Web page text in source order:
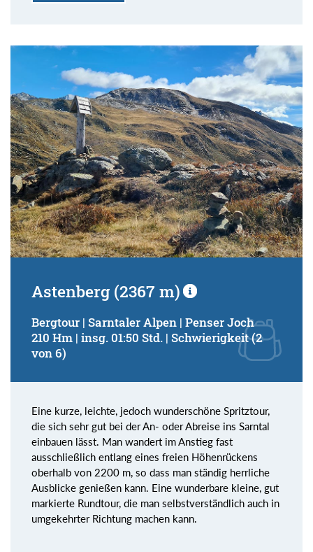
Astenberg (2367 m)
Bergtour | Sarntaler Alpen | Penser Joch
210 Hm | insg. 01:50 Std. | Schwierigkeit (2
von 6)
Eine kurze, leichte, jedoch wunderschöne Spritztour,
die sich sehr gut bei der An- oder Abreise ins Sarntal
einbauen lässt. Man wandert im Anstieg fast
ausschließlich entlang eines freien Höhenrückens
oberhalb von 2200 m, so dass man ständig herrliche
Ausblicke genießen kann. Eine wunderbare kleine, gut
markierte Rundtour, die man selbstverständlich auch in
umgekehrter Richtung machen kann.